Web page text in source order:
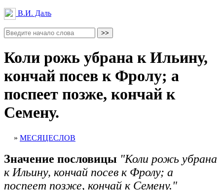
В.И. Даль
Коли рожь убрана к Ильину,
кончай посев к Фролу; а
поспеет позже, кончай к
Семену.
» МЕСЯЦЕСЛОВ
Значение пословицы "Коли рожь убрана
к Ильину, кончай посев к Фролу; а
поспеет позже, кончай к Семену."